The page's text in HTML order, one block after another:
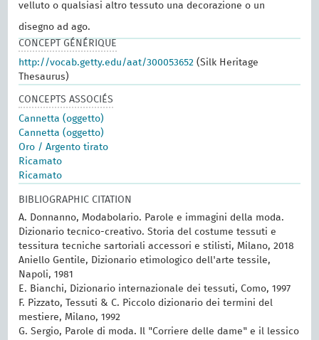
velluto o qualsiasi altro tessuto una decorazione o un
disegno ad ago.
CONCEPT GÉNÉRIQUE
http://vocab.getty.edu/aat/300053652 (Silk Heritage
Thesaurus)
CONCEPTS ASSOCIÉS
Cannetta (oggetto)
Cannetta (oggetto)
Oro / Argento tirato
Ricamato
Ricamato
BIBLIOGRAPHIC CITATION
A. Donnanno, Modabolario. Parole e immagini della moda.
Dizionario tecnico-creativo. Storia del costume tessuti e
tessitura tecniche sartoriali accessori e stilisti, Milano, 2018
Aniello Gentile, Dizionario etimologico dell'arte tessile,
Napoli, 1981
E. Bianchi, Dizionario internazionale dei tessuti, Como, 1997
F. Pizzato, Tessuti & C. Piccolo dizionario dei termini del
mestiere, Milano, 1992
G. Sergio, Parole di moda. Il "Corriere delle dame" e il lessico